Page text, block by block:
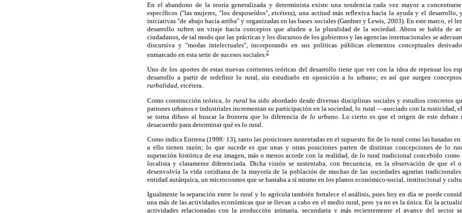
En el abandono de la teoría generalizada y determinista existe una tendencia cada vez mayor a
específicos ("las mujeres, "los desposeídos", etcétera), una actitud más reflexiva hacia la ayuda y el desarrollo,
iniciativas "de abajo hacia arriba" y organizadas en las bases sociales (Gardner y Lewis, 2003). En este marco, el
desarrollo sufren un viraje hacia conceptos que aluden a la pluralidad de la sociedad. Ahora se habla de
ciudadanos, de tal modo que las prácticas y los discursos de los gobiernos y las agencias internacionales se
discursiva y "modas intelectuales", incorporando en sus políticas públicas elementos conceptuales
enmarcado en esta serie de sucesos sociales.2
Uno de los aportes de estas nuevas corrientes teóricas del desarrollo tiene que ver con la idea de repensar los
desarrollo a partir de redefinir lo rural, sin estudiarlo en oposición a lo urbano; es así que surgen
rurbalidad, etcétera.
Como construcción teórica, lo ruralha sido abordado desde diversas disciplinas sociales y estudios concretos
patrones urbanos e industriales incrementan su participación en la sociedad, lo rural —asociado con la rusticidad,
se torna difuso al buscar la frontera que lo diferencia de lo urbano. Lo cierto es que el origen de este
desacuerdo para determinar qué es lo rural.
Como indica Entrena (1998: 13), tanto las posiciones sustentadas en el supuesto fin de lo rural como las basadas
a ello tienen razón; lo que sucede es que unas y otras posiciones parten de distintas concepciones de lo
superación histórica de esa imagen, más o menos acorde con la realidad, de lo rural tradicional concebido como
localista y claramente diferenciada. Dicha visión se sustentaba, con frecuencia, en la observación de que el
desenvolvía la vida cotidiana de la mayoría de la población de muchas de las sociedades agrarias
entidad autárquica, un microcosmos que se bastaba a sí mismo en los planos económico-social, institucional y
Igualmente la separación entre lo rural y lo agrícola también fortalece el análisis, pues hoy en día se puede
una más de las actividades económicas que se llevan a cabo en el medio rural, pero ya no es la única. En la
actividades relacionadas con la producción primaria, secundaria y más recientemente el avance del sector